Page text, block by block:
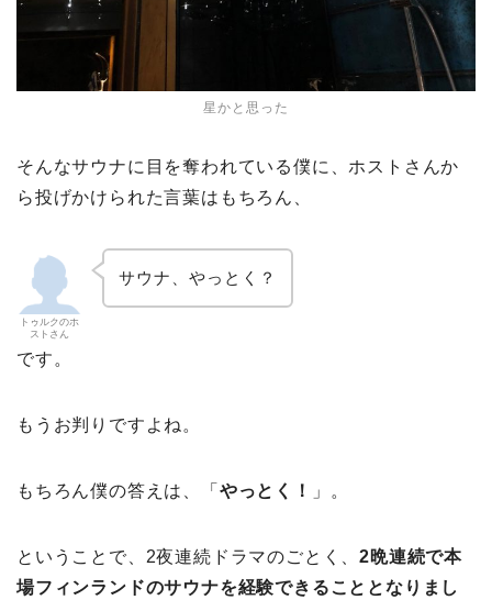
星かと思った
そんなサウナに目を奪われている僕に、ホストさんか
ら投げかけられた言葉はもちろん、
トゥルクのホ
ストさん
サウナ、やっとく？
です。
もうお判りですよね。
もちろん僕の答えは、「 やっとく！ 」。
ということで、2夜連続ドラマのごとく、2晩連続で本
場フィンランドのサウナを経験できることとなりまし